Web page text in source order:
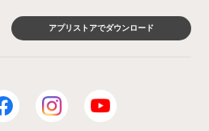
アプリストアでダウンロード